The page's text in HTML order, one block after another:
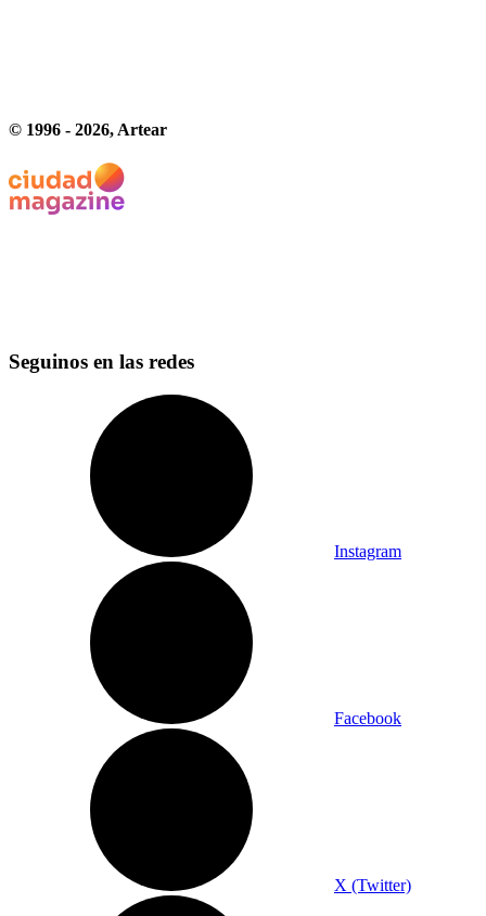
© 1996 - 2026, Artear
Seguinos en las redes
Instagram
Facebook
X (Twitter)